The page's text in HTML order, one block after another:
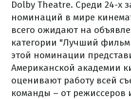
Dolby Theatre. Среди 24-х
номинаций в мире
всего ожидают на
категории "Лучший
этой номинации
Американской академии
оценивают работу всей
команды – от режиссеров